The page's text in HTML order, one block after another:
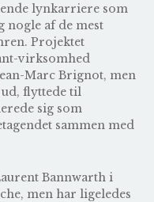
lynkarriere som
nogle af de mest
Projektet
virksomhed
Marc Brignot, men
flyttede til
sig som
sammen med
Bannwarth i
men har ligeledes